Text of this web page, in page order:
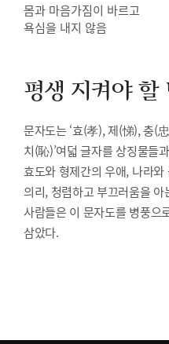
몸과 마음가짐이 바르고
욕심을 내지 않음
평생 지켜야 할
문자도는 ‘효(孝), 제(悌), 충(
치(恥)’여덟 글자를 상징물들
효도와 형제간의 우애, 나라
의리, 청렴하고 부끄러움을
사람들은 이 문자도를 병풍으
삼았다.